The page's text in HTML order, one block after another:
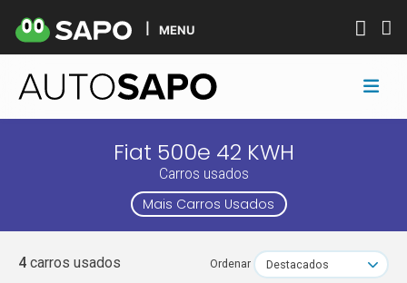
MENU
Fiat 500e 42 KWH
Carros usados
Mais Carros Usados
4carros usados Ordenar Destacados